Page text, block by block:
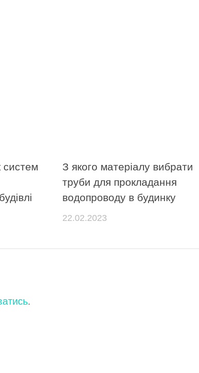
систем
З якого матеріалу вибрати
труби для прокладання
водопроводу в будинку
22.02.2023
.